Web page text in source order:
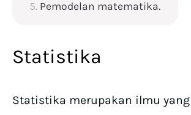
Pemodelan matematika.
Statistika
Statistika merupakan ilmu